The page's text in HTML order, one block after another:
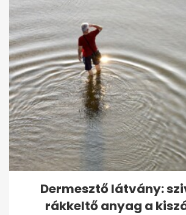
Új szobanövény
levélből: így
egyszerűen
Dermesztő látvány:
rákkeltő anyag a